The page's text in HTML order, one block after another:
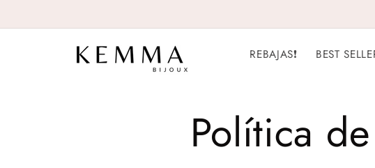
REBAJAS❗️ BEST
Política